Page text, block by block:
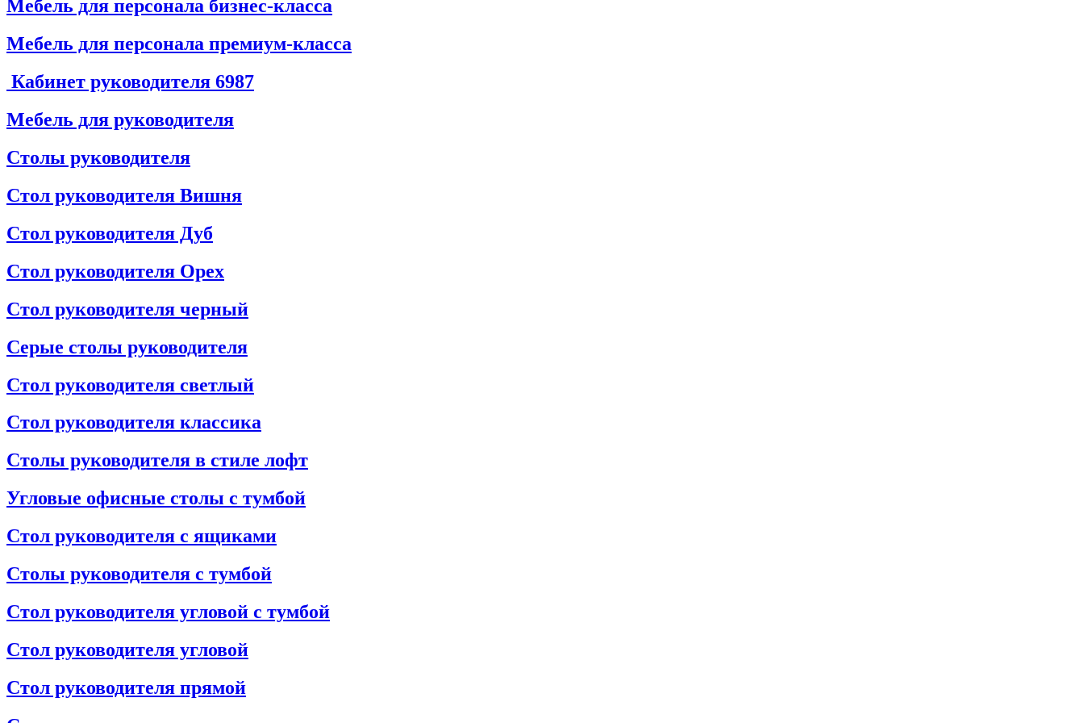
Мебель для персонала бизнес-класса
Мебель для персонала премиум-класса
Кабинет руководителя 6987
Мебель для руководителя
Столы руководителя
Стол руководителя Вишня
Стол руководителя Дуб
Стол руководителя Орех
Стол руководителя черный
Серые столы руководителя
Стол руководителя светлый
Стол руководителя классика
Столы руководителя в стиле лофт
Угловые офисные столы с тумбой
Стол руководителя с ящиками
Столы руководителя с тумбой
Стол руководителя угловой с тумбой
Стол руководителя угловой
Стол руководителя прямой